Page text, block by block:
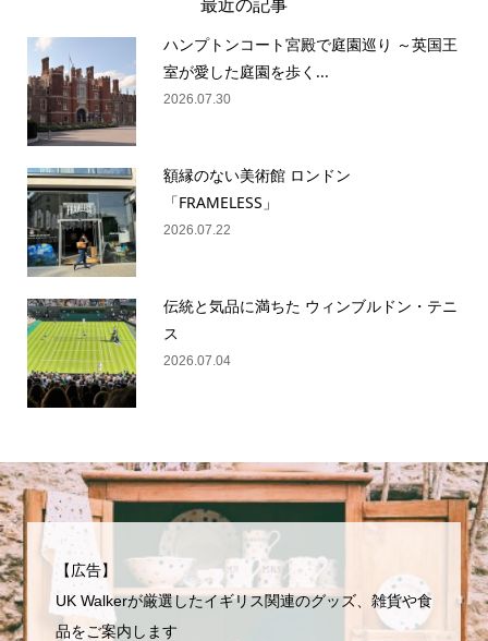
ハンプトンコート宮殿で庭園巡り ～英国王
室が愛した庭園を歩く...
2026.07.30
額縁のない美術館 ロンドン
「FRAMELESS」
2026.07.22
伝統と気品に満ちた ウィンブルドン・テニ
ス
2026.07.04
【広告】
UK Walkerが厳選したイギリス関連のグッズ、雑貨や食
品をご案内します